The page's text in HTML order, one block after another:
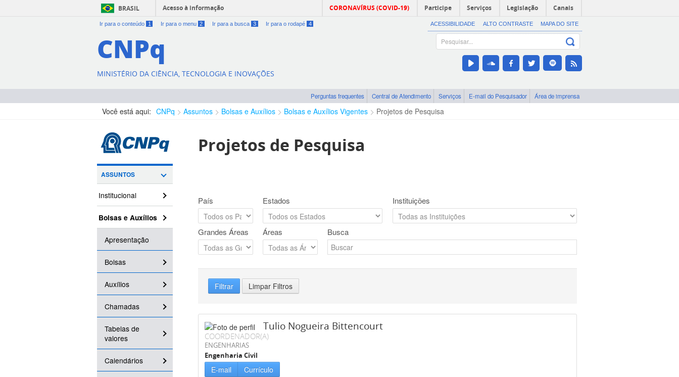
BRASIL Acesso à informação CORONAVÍRUS (COVID-19) Participe Serviços Legislação Canais
Ir para o conteúdo 1 Ir para o menu 2 Ir para a busca 3 Ir para o rodapé 4 ACESSIBILIDADE ALTO CONTRASTE MAPA DO SITE
CNPq
MINISTÉRIO DA CIÊNCIA, TECNOLOGIA E INOVAÇÕES
Perguntas frequentes Central de Atendimento Serviços E-mail do Pesquisador Área de imprensa
Você está aqui: CNPq Assuntos Bolsas e Auxílios Bolsas e Auxílios Vigentes Projetos de Pesquisa
ASSUNTOS
Institucional
Bolsas e Auxílios
Apresentação
Bolsas
Auxílios
Chamadas
Tabelas de
valores
Calendários
Projetos de Pesquisa
País Estados Instituições
Grandes Áreas Áreas Busca
Filtrar Limpar Filtros
Tulio Nogueira Bittencourt
COORDENADOR(A)
ENGENHARIAS
Engenharia Civil
E-mail Currículo